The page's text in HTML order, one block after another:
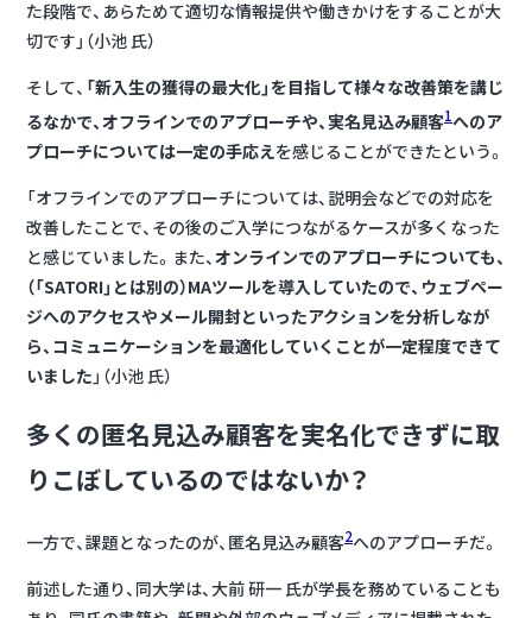
た段階で、あらためて適切な情報提供や働きかけをすることが大
切です」（小池 氏）
そして、 「新入生の獲得の最大化」を目指して様々な改善策を講じ
るなかで、オフラインでのアプローチや、実名見込み顧客1へのア
プローチについては一定の手応えを感じることができたという。
「オフラインでのアプローチについては、説明会などでの対応を
改善したことで、その後のご入学につながるケースが多くなった
と感じていました。また、オンラインでのアプローチについても、
（「SATORI」とは別の）MAツールを導入していたので、ウェブペー
ジへのアクセスやメール開封といったアクションを分析しなが
ら、コミュニケーションを最適化していくことが一定程度できて
いました 」（小池 氏）
多くの匿名見込み顧客を実名化できずに取
りこぼしているのではないか？
一方で、課題となったのが、匿名見込み顧客2へのアプローチだ。
前述した通り、同大学は、大前 研一 氏が学長を務めていることも